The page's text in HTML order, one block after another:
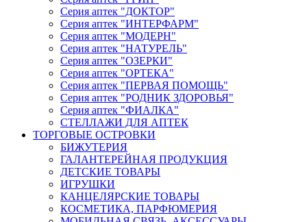
Серия аптек "ДОКТОР"
Серия аптек "ИНТЕРФАРМ"
Серия аптек "МОДЕРН"
Серия аптек "НАТУРЕЛЬ"
Серия аптек "ОЗЕРКИ"
Серия аптек "ОРТЕКА"
Серия аптек "ПЕРВАЯ ПОМОЩЬ"
Серия аптек "РОДНИК ЗДОРОВЬЯ"
Серия аптек "ФИАЛКА"
СТЕЛЛАЖИ ДЛЯ АПТЕК
ТОРГОВЫЕ ОСТРОВКИ
БИЖУТЕРИЯ
ГАЛАНТЕРЕЙНАЯ ПРОДУКЦИЯ
ДЕТСКИЕ ТОВАРЫ
ИГРУШКИ
КАНЦЕЛЯРСКИЕ ТОВАРЫ
КОСМЕТИКА, ПАРФЮМЕРИЯ